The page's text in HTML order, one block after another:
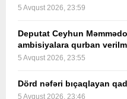
5 Avqust 2026, 23:59
Deputat Ceyhun
ambisiyalara qurban
5 Avqust 2026, 23:55
Dörd nəfəri bıçaqlayan
5 Avqust 2026, 23:46